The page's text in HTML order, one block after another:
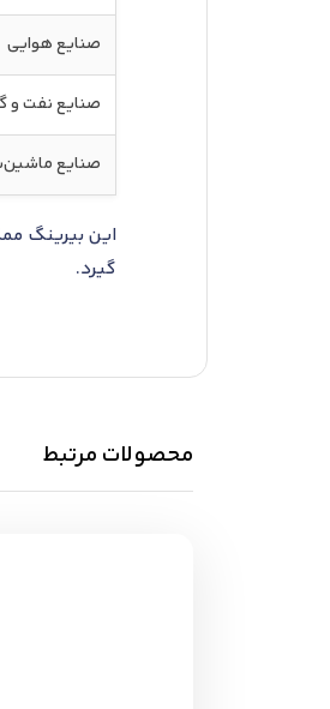
صنایع هوایی
صنایع نفت و
صنایع
این بیرینگ
گیرد.
محصولات مرتبط